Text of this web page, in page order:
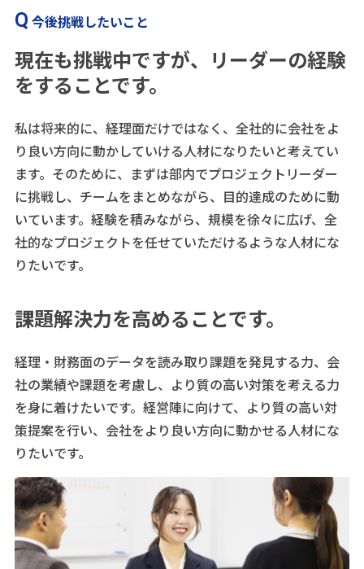
今後挑戦したいこと
現在も挑戦中ですが、リーダーの経験
をすることです。
私は将来的に、経理面だけではなく、全社的に会社をよ
り良い方向に動かしていける人材になりたいと考えてい
ます。そのために、まずは部内でプロジェクトリーダー
に挑戦し、チームをまとめながら、目的達成のために動
いています。経験を積みながら、規模を徐々に広げ、全
社的なプロジェクトを任せていただけるような人材にな
りたいです。
課題解決力を高めることです。
経理・財務面のデータを読み取り課題を発見する力、会
社の業績や課題を考慮し、より質の高い対策を考える力
を身に着けたいです。経営陣に向けて、より質の高い対
策提案を行い、会社をより良い方向に動かせる人材にな
りたいです。